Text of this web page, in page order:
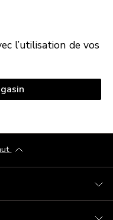
l’utilisation de vos